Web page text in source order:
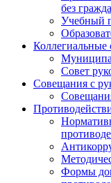
без
Учебный
Коллегиальные
Совет
Совещания с
Формы